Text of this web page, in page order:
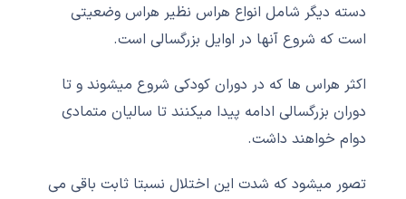
دسته دیگر شامل انواع هراس نظیر هراس وضعیتی
است که شروع آنها در اوایل بزرگسالی است.
اکثر هراس ها که در دوران کودکی شروع میشوند و تا
دوران بزرگسالی ادامه پیدا میکنند تا سالیان متمادی
دوام خواهند داشت.
تصور میشود که شدت این اختلال نسبتا ثابت باقی می